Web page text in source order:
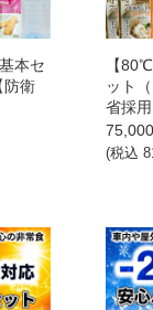
本セ
防衛
【
ット
省採用
75,000
(税込